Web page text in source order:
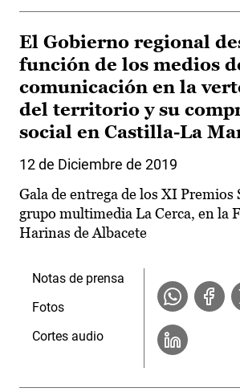
El Gobierno regional
función de los medios
comunicación en la
del territorio y su
social en Castilla-La
12 de Diciembre de 2019
Gala de entrega de los XI Premios
grupo multimedia La Cerca, en la
Harinas de Albacete
Notas de prensa
Fotos
Cortes audio